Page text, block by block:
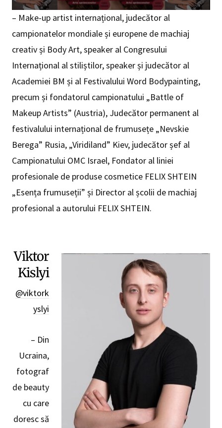
– Make-up artist internațional, judecător al
campionatelor mondiale și europene de machiaj
creativ și Body Art, speaker al Congresului
Internațional al stiliștilor, speaker și judecător al
Academiei BM și al Festivalului Word Bodypainting,
precum și fondatorul campionatului „Battle of
Makeup Artists” (Austria), Judecător permanent al
festivalului internațional de frumusețe „Nevskie
Berega” Rusia, „Viridiland” Kiev, judecător șef al
Campionatului OMC Israel, Fondator al liniei
profesionale de produse cosmetice FELIX SHTEIN
„Esența frumuseții” și Director al școlii de machiaj
profesional a autorului FELIX SHTEIN.
Viktor
Kislyi
@viktork
yslyi
– Din
Ucraina,
fotograf
de beauty
cu care
doresc să